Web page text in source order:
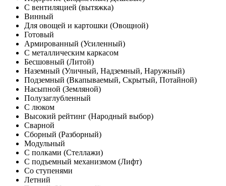
С вентиляцией (вытяжка)
Винный
Для овощей и картошки (Овощной)
Готовый
Армированный (Усиленный)
С металлическим каркасом
Бесшовный (Литой)
Наземный (Уличный, Надземный, Наружный)
Подземный (Вкапываемый, Скрытый, Потайной)
Насыпной (Земляной)
Полузаглубленный
С люком
Высокий рейтинг (Народный выбор)
Сварной
Сборный (Разборный)
Модульный
С полками (Стеллажи)
С подъемный механизмом (Лифт)
Со ступенями
Летний